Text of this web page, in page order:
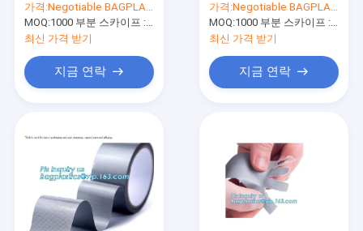
싼 빛깔 맞춘 인쇄된 접
착 테이프 바게아세 패
키그
가격:Negotiable BAGPLASTICS@YAHOO.COM
MOQ:1000 부분 스카이프 : 마이데아르닐
최신 가격 받기
지금 연락
모우프를 추적하는 생체
공학 직물 스티커
가격:Negotiable BAGPLASTICS@YAHOO.COM
MOQ:1000 부분 스카이프 : 마이데아르닐
최신 가격 받기
지금 연락